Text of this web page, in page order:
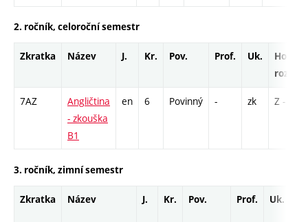
2. ročník, celoroční semestr
Zkratka Název J. Kr. Pov. Prof. Uk.
Hod.
rozsah
7AZ
Angličtina
- zkouška
B1
en 6 Povinný - zk Z - 1
3. ročník, zimní semestr
Zkratka Název J. Kr. Pov. Prof. Uk.